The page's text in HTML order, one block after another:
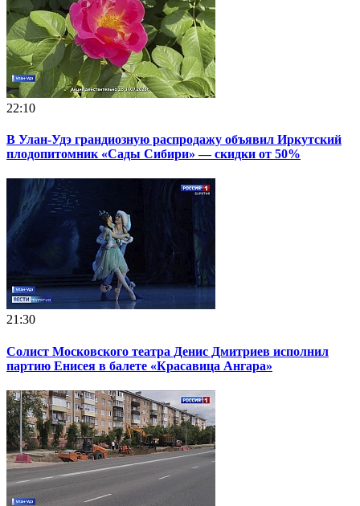
22:10
В Улан-Удэ грандиозную распродажу объявил Иркутский
плодопитомник «Сады Сибири» — скидки от 50%
21:30
Солист Московского театра Денис Дмитриев исполнил
партию Енисея в балете «Красавица Ангара»